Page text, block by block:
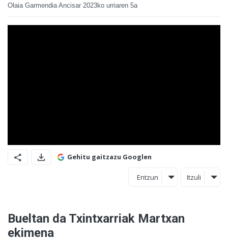
Olaia Garmendia Ancisar 2023ko urriaren 5a
Gehitu gaitzazu Googlen
Entzun Itzuli
Bueltan da Txintxarriak Martxan
ekimena